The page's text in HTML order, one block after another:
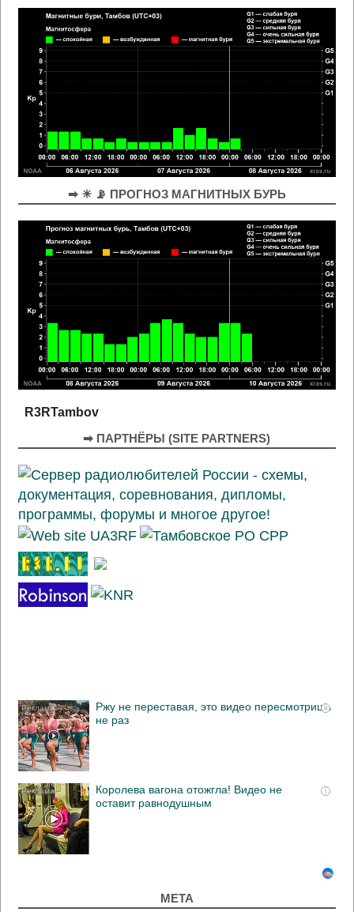
➡ ☀ 📡 ПРОГНОЗ МАГНИТНЫХ БУРЬ
R3RTambov
➡ ПАРТНЁРЫ (SITE PARTNERS)
i
Ржу не переставая, это видео пересмотришь
не раз
i
Королева вагона отожгла! Видео не
оставит равнодушным
МЕТА